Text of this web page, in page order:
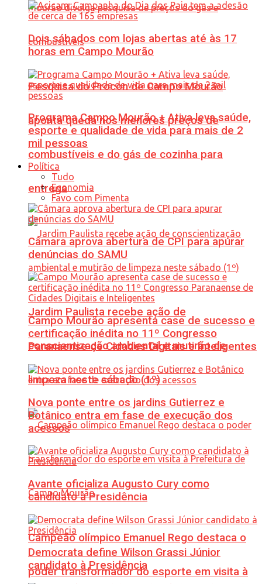
Pesquisa do Procon de Campo Mourão
aponta queda nos menores preços de
combustíveis e do gás de cozinha para
entrega
Jardim Paulista recebe ação de
conscientização ambiental e mutirão de
limpeza neste sábado (1º)
Campeão olímpico Emanuel Rego destaca o
poder transformador do esporte em visita à
Dois sábados com lojas abertas até às 17
horas em Campo Mourão
Programa Campo Mourão + Ativa leva saúde,
esporte e qualidade de vida para mais de 2
mil pessoas
Política
Tudo
Economia
Favo com Pimenta
Câmara aprova abertura de CPI para apurar
denúncias do SAMU
Campo Mourão apresenta case de sucesso e
certificação inédita no 11º Congresso
Paranaense de Cidades Digitais e Inteligentes
Nova ponte entre os jardins Gutierrez e
Botânico entra em fase de execução dos
acessos
Avante oficializa Augusto Cury como
candidato à Presidência
Democrata define Wilson Grassi Júnior
candidato à Presidência